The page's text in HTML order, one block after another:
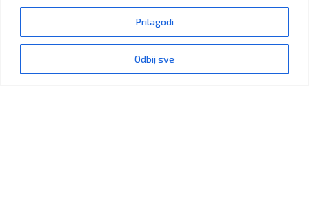
Prilagodi
Odbij sve
hemaa@bih.net.ba
Budite slobodni da nas kontaktirate